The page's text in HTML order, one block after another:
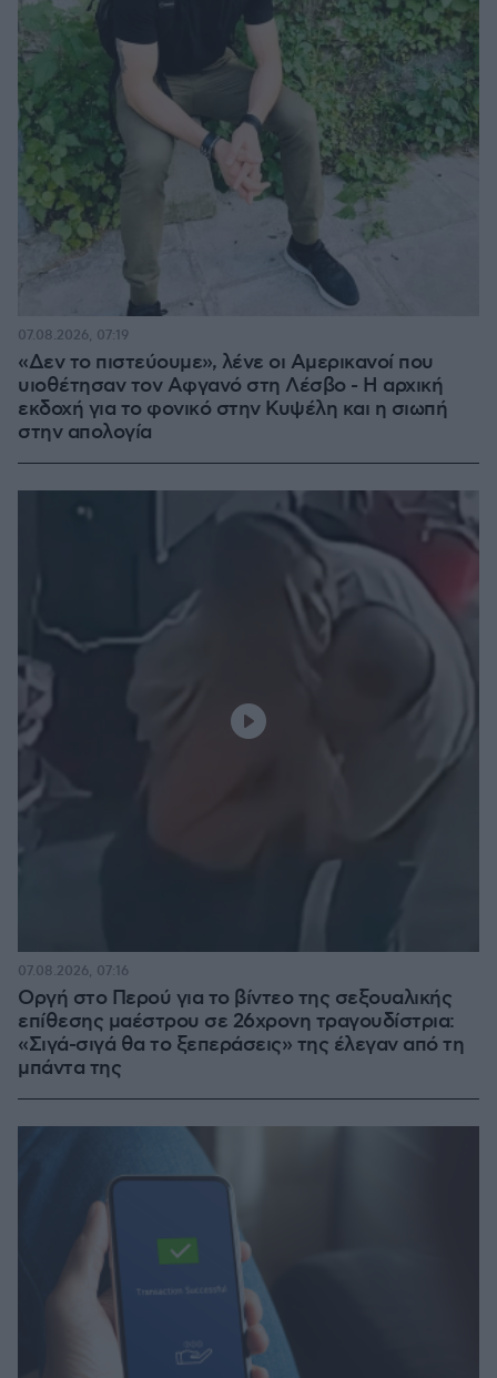
«Δεν το πιστεύουμε», λένε οι Αμερικανοί που
υιοθέτησαν τον Αφγανό στη Λέσβο - Η αρχική
εκδοχή για το φονικό στην Κυψέλη και η σιωπή
στην απολογία
07.08.2026, 07:19
Οργή στο Περού για το βίντεο της σεξουαλικής
επίθεσης μαέστρου σε 26χρονη τραγουδίστρια:
«Σιγά-σιγά θα το ξεπεράσεις» της έλεγαν από τη
μπάντα της
07.08.2026, 07:16